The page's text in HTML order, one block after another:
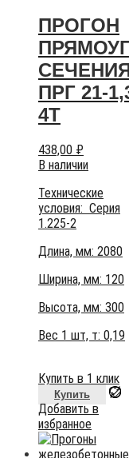
ПРОГОН
ПРГ 21-
4Т
438,00 ₽
В наличии
Технические
условия: Серия
1.225-2
Длина, мм: 2080
Ширина, мм: 120
Высота, мм: 300
Вес 1 шт, т: 0,19
Купить в 1 клик
Купить
Добавить в
избранное